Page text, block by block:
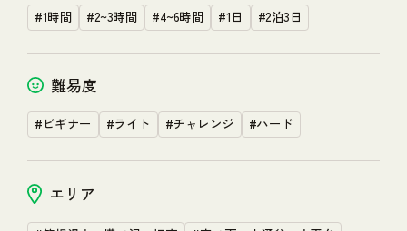
#1時間 #2~3時間 #4~6時間 #1日 #2泊3日
難易度
#ビギナー #ライト #チャレンジ #ハード
エリア